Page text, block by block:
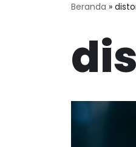
Beranda »